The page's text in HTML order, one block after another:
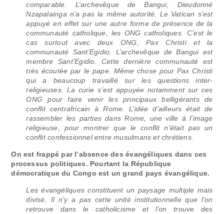
comparable. L’archevêque de Bangui, Dieudonné
Nzapalainga n’a pas la même autorité. Le Vatican s’est
appuyé en effet sur une autre forme de présence de la
communauté catholique, les ONG catholiques. C’est le
cas surtout avec deux ONG, Pax Christi et la
communauté Sant’Egidio. L’archevêque de Bangui est
membre Sant’Egidio. Cette dernière communauté est
très écoutée par le pape. Même chose pour Pax Christi
qui a beaucoup travaillé sur les questions inter-
religieuses. La curie s’est appuyée notamment sur ces
ONG pour faire venir les principaux belligérants de
conflit centrafricain à Rome. L’idée d’ailleurs était de
rassembler les parties dans Rome, une ville à l’image
religieuse, pour montrer que le conflit n’était pas un
conflit confessionnel entre musulmans et chrétiens.
On est frappé par l’absence des évangéliques dans ces
processus politiques. Pourtant la République
démocratique du Congo est un grand pays évangélique.
Les évangéliques constituent un paysage multiple mais
divisé. Il n’y a pas cette unité institutionnelle que l’on
retrouve dans le catholicisme et l’on trouve des